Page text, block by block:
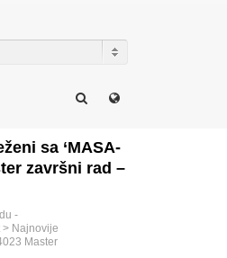
sa ‘MASA-
završni rad –
-
> Najnovije
Master